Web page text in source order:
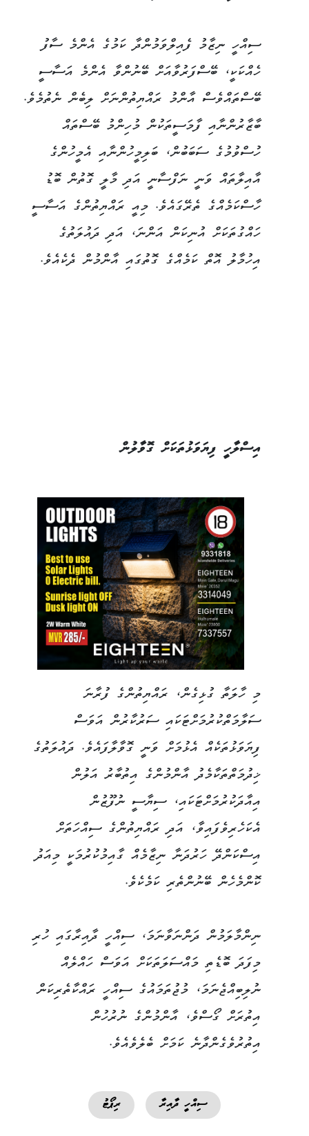
ސިއްހީ ނިޒާމު ފެއިލްވަމުންދާ ކަމުގެ އެންމެ ސާފު
ހެއްކަކީ، ބޭސްފަރުވާއަށް ބޭނުންވާ އެންމެ އަސާސީ
ބޭސްތައްވެސް އާންމު ރައްޔިތުންނަށް ލިބެން ނެތުމެވެ.
ބާޒާރުންނާއި ފާމަސީތަކުން މުހިންމު ބޭސްތައް
ހުސްވުމުގެ ސަބަބުން، ބަލިމީހުންނާއި އެމީހުންގެ
އާއިލާތައް ވަނީ ނަފްސާނީ އަދި މާލީ ގޮތުން ބޮޑު
ހާސްކަމެއްގެ ތެރޭގައެވެ. މިއީ ރައްޔިތުންގެ އަސާސީ
ހައްގުތަކަށް އުނިކަން އަންނަ، އަދި ދައުލަތުގެ
އިހުމާލު އޮތް ކަމެއްގެ ގޮތުގައި އާންމުން ދެކެއެވެ.
އިސްލާހީ ފިޔަވަޅުތަކަށް ގޮވާލުން
މި ހާލަތާ ގުޅިގެން، ރައްޔިތުންގެ ފުރާނަ
ސަލާމަތްކުރުމަށްޓަކައި ސަރުކާރުން އަވަސް
ފިޔަވަޅުތަކެއް އެޅުމަށް ވަނީ ގޮވާލާފައެވެ. ދައުލަތުގެ
ޚިދުމަތްތަކާމެދު އާންމުންގެ އިތުބާރު އަލުން
އިއާދަކުރުމަށްޓަކައި، ސިޔާސީ ނުފޫޒުން
އެކަހެރިވެފައިވާ، އަދި ރައްޔިތުންގެ ސިއްހަތަށް
އިސްކަންދޭ ހަރުދަނާ ނިޒާމެއް ގާއިމުކުރުމަކީ މިއަދު
ކޮންމެހެން ބޭނުންތެރި ކަމެކެވެ.
ނިންމާލަމުން ދަންނަވާނަމަ، ސިއްހީ ދާއިރާގައި ހުރި
މިފަދަ ބޮޑެތި މައްސަލަތަކަށް އަވަސް ހައްލެއް
ނުލިބިއްޖެނަމަ، މުޖުތަމައުގެ ސިއްހީ ރައްކާތެރިކަން
އިތުރަށް ގޯސްވެ، އާންމުންގެ ނުރުހުން
އިތުރުވެގެންދާނެ ކަމަށް ބެލެވެއެވެ.
ސިއްހީ ދާއިރާ ރިޕޯޓު